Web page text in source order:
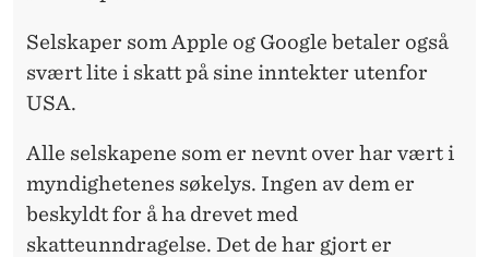
Selskaper som Apple og Google betaler også
svært lite i skatt på sine inntekter utenfor
USA.
Alle selskapene som er nevnt over har vært i
myndighetenes søkelys. Ingen av dem er
beskyldt for å ha drevet med
skatteunndragelse. Det de har gjort er